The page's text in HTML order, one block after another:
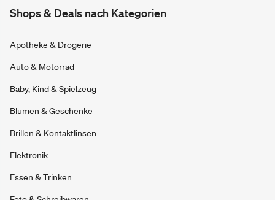
Shops & Deals nach Kategorien
Apotheke & Drogerie
Auto & Motorrad
Baby, Kind & Spielzeug
Blumen & Geschenke
Brillen & Kontaktlinsen
Elektronik
Essen & Trinken